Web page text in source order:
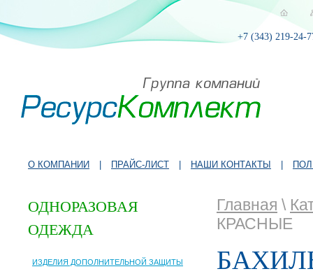
+7 (343) 219-24-
О КОМПАНИИ ПРАЙС-ЛИСТ НАШИ КОНТАКТЫ
ОДНОРАЗОВАЯ
ОДЕЖДА
ИЗДЕЛИЯ ДОПОЛНИТЕЛЬНОЙ ЗАЩИТЫ
Главная \
КРАСНЫЕ